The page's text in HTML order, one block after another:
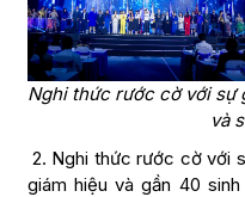
Nghi thức rước cờ với sự
và
2. Nghi thức rước cờ với
giám hiệu và gần 40